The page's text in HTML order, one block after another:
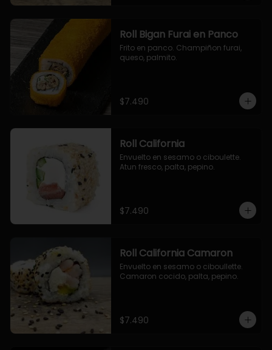
Roll Bigan Furai en Panco
Frito en panco. Champiñon furai,
queso, palmito.
$7.490
Roll California
Envuelto en sesamo o ciboulette.
Atun fresco, palta, pepino.
$7.490
Roll California Camaron
Envuelto en sesamo o ciboullette.
Camaron cocido, palta, pepino.
$7.490